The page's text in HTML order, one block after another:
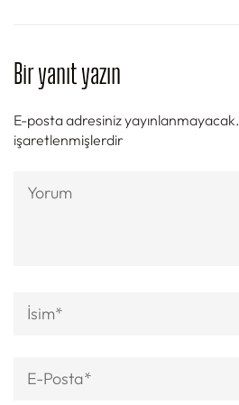
Bir yanıt yazın
E-posta adresiniz yayınlanmayacak.
işaretlenmişlerdir
Ad
posta*